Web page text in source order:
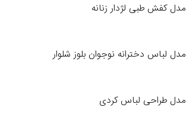
مدل کفش طبی لژدار زنانه
مدل لباس دخترانه نوجوان بلوز شلوار
مدل طراحی لباس کردی